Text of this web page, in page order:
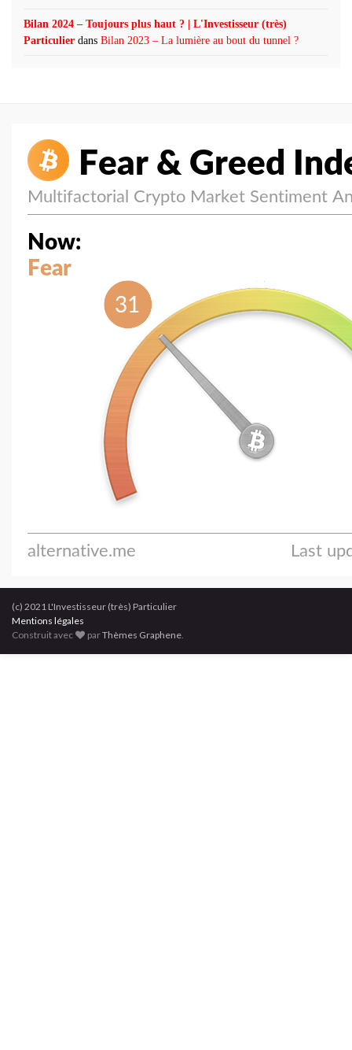
Bilan 2024 – Toujours plus haut ? | L'Investisseur (très)
Particulier dans Bilan 2023 – La lumière au bout du tunnel ?
(c) 2021 L'Investisseur (très) Particulier
Mentions légales
Construit avec
parThèmes Graphene